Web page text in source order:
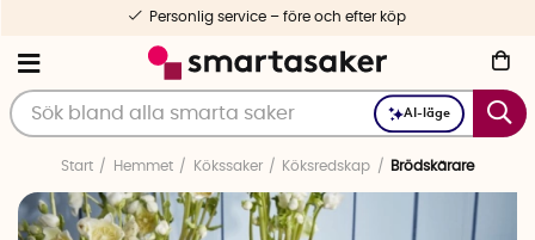
AI-läge
Personlig service – före och efter köp
Start Hemmet Kökssaker Köksredskap Brödskärare